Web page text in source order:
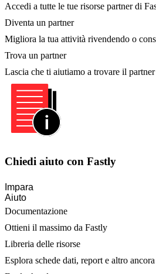
Accedi a tutte le tue risorse partner di
Diventa un partner
Migliora la tua attività rivendendo o
Trova un partner
Lascia che ti aiutiamo a trovare il
Chiedi aiuto con Fastly
Impara
Aiuto
Documentazione
Ottieni il massimo da Fastly
Libreria delle risorse
Esplora schede dati, report e altro ancora